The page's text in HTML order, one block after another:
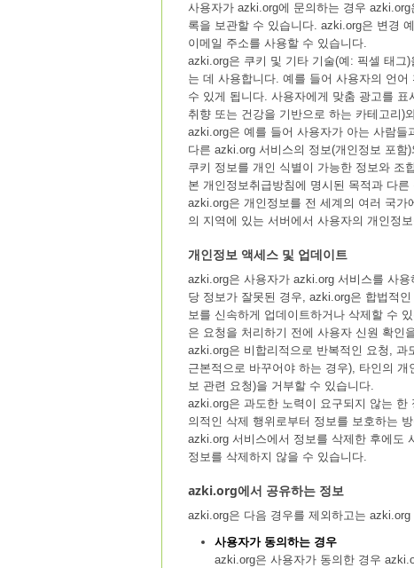
사용자가 azki.org에 문의하는 경우
록을 보관할 수 있습니다. azki.org은 변경
이메일 주소를 사용할 수 있습니다.
azki.org은 쿠키 및 기타 기술(예: 픽셀 태그
는 데 사용합니다. 예를 들어 사용자의 언
수 있게 됩니다. 사용자에게 맞춤 광고를
취향 또는 건강을 기반으로 하는 카테고리)
azki.org은 예를 들어 사용자가 아는 사람
다른 azki.org 서비스의 정보(개인정보 포
쿠키 정보를 개인 식별이 가능한 정보와 조
본 개인정보취급방침에 명시된 목적과 다
azki.org은 개인정보를 전 세계의 여러 국
의 지역에 있는 서버에서 사용자의 개인정
개인정보 액세스 및 업데이트
azki.org은 사용자가 azki.org 서비스를 사
당 정보가 잘못된 경우, azki.org은 합법적
보를 신속하게 업데이트하거나 삭제할 수
은 요청을 처리하기 전에 사용자 신원 확인
azki.org은 비합리적으로 반복적인 요청,
근본적으로 바꾸어야 하는 경우), 타인의
보 관련 요청)을 거부할 수 있습니다.
azki.org은 과도한 노력이 요구되지 않는
의적인 삭제 행위로부터 정보를 보호하는
azki.org 서비스에서 정보를 삭제한 후에도
정보를 삭제하지 않을 수 있습니다.
azki.org에서 공유하는 정보
azki.org은 다음 경우를 제외하고는
사용자가 동의하는 경우
azki.org은 사용자가 동의한 경우